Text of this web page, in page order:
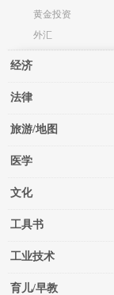
黄金投资
外汇
经济
法律
旅游/地图
医学
文化
工具书
工业技术
育儿/早教